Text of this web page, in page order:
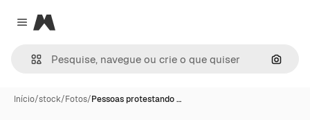
Close menu
Magnific
Início/stock/Fotos/Pessoas protestando …